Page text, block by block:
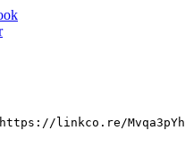
https://linkco.re/Mvqa3pYh